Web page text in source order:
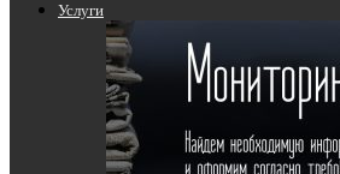
Услуги